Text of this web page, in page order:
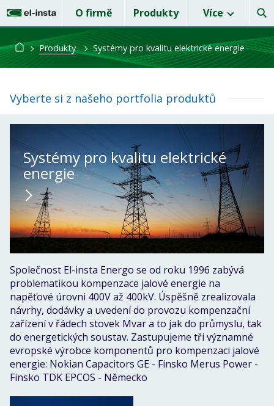
O firmě Produkty Více
Produkty Systémy pro kvalitu elektrické energie
Vyberte si z našeho portfolia produktů
Systémy pro kvalitu elektrické
energie
Společnost El-insta Energo se od roku 1996 zabývá
problematikou kompenzace jalové energie na
napěťové úrovni 400V až 400kV. Úspěšně zrealizovala
návrhy, dodávky a uvedení do provozu kompenzační
zařízení v řádech stovek Mvar a to jak do průmyslu, tak
do energetických soustav. Zastupujeme tři významné
evropské výrobce komponentů pro kompenzaci jalové
energie: Nokian Capacitors GE - Finsko Merus Power -
Finsko TDK EPCOS - Německo